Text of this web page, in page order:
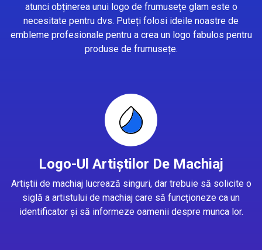
atunci obținerea unui logo de frumusețe glam este o
necesitate pentru dvs. Puteți folosi ideile noastre de
embleme profesionale pentru a crea un logo fabulos pentru
produse de frumusețe.
Logo-Ul Artiștilor De Machiaj
Artiștii de machiaj lucrează singuri, dar trebuie să solicite o
siglă a artistului de machiaj care să funcționeze ca un
identificator și să informeze oamenii despre munca lor.